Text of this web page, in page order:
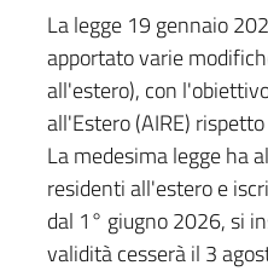
La legge 19 gennaio
apportato varie
all'estero), con
all'Estero (AIRE)
La medesima legge ha
residenti all'estero e
dal 1° giugno 2026, si
validità cesserà il 3